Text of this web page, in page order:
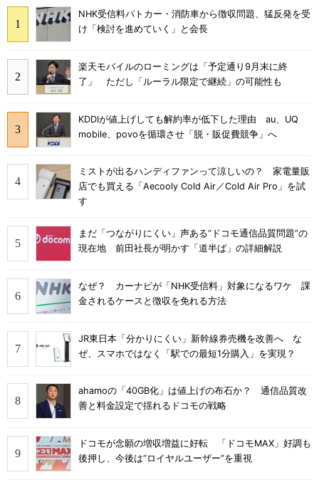
NHK受信料パトカー・消防車から徴収問題、猛反発を受
け「検討を進めていく」と会長
楽天モバイルのローミングは「予定通り9月末に終
了」 ただし「ルーラル限定で継続」の可能性も
KDDIが値上げしても解約率が低下した理由 au、UQ
mobile、povoを循環させ「脱・販促費競争」へ
ミストが出るハンディファンって涼しいの？ 家電量販
店でも買える「Aecooly Cold Air／Cold Air Pro」を試
す
まだ「つながりにくい」声ある“ドコモ通信品質問題”の
現在地 前田社長が明かす「道半ば」の詳細解説
なぜ？ カーナビが「NHK受信料」対象になるワケ 課
金されるケースと徴収を免れる方法
JR東日本「分かりにくい」新幹線券売機を改善へ な
ぜ、スマホではなく「駅での最短1分購入」を実現？
ahamoの「40GB化」は値上げの布石か？ 通信品質改
善と料金設定で揺れるドコモの戦略
ドコモが念願の増収増益に好転 「ドコモMAX」好調も
後押し、今後は“ロイヤルユーザー”を重視